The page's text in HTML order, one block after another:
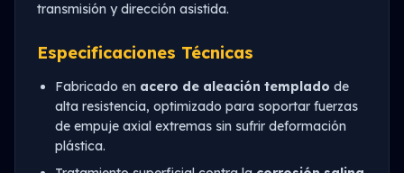
transmisión y dirección asistida.
Especificaciones Técnicas
Fabricado en acero de aleación templado de
alta resistencia, optimizado para soportar fuerzas
de empuje axial extremas sin sufrir deformación
plástica.